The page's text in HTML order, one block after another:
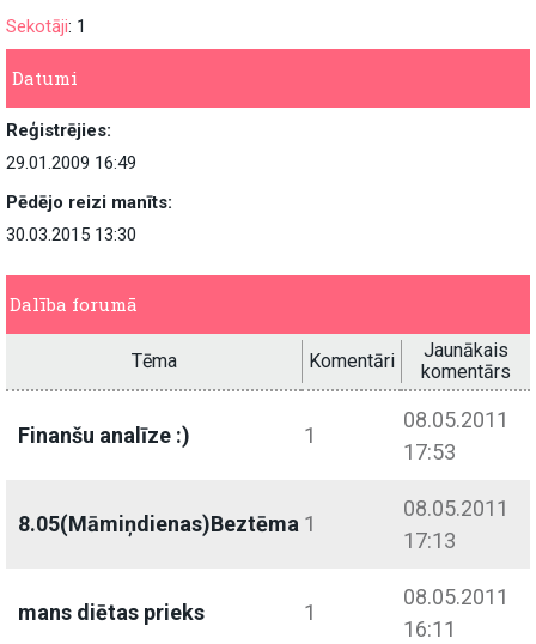
Sekotāji: 1
Datumi
Reģistrējies:
29.01.2009 16:49
Pēdējo reizi manīts:
30.03.2015 13:30
Dalība forumā
Tēma Komentāri
Jaunākais
komentārs
Finanšu analīze :) 1
08.05.2011
17:53
8.05(Māmiņdienas)Beztēma 1
08.05.2011
17:13
mans diētas prieks 1
08.05.2011
16:11